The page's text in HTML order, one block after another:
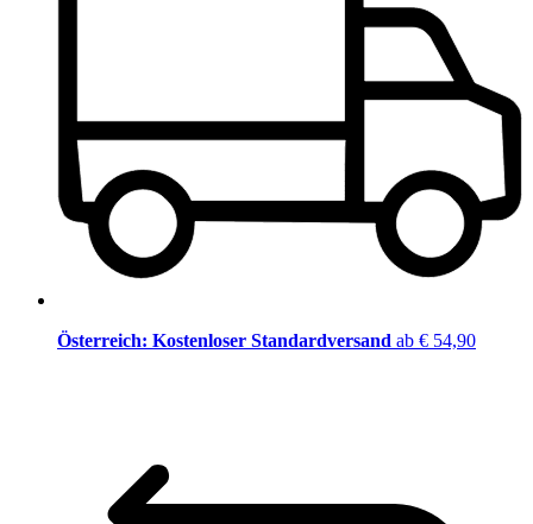
Österreich: Kostenloser Standardversand ab € 54,90